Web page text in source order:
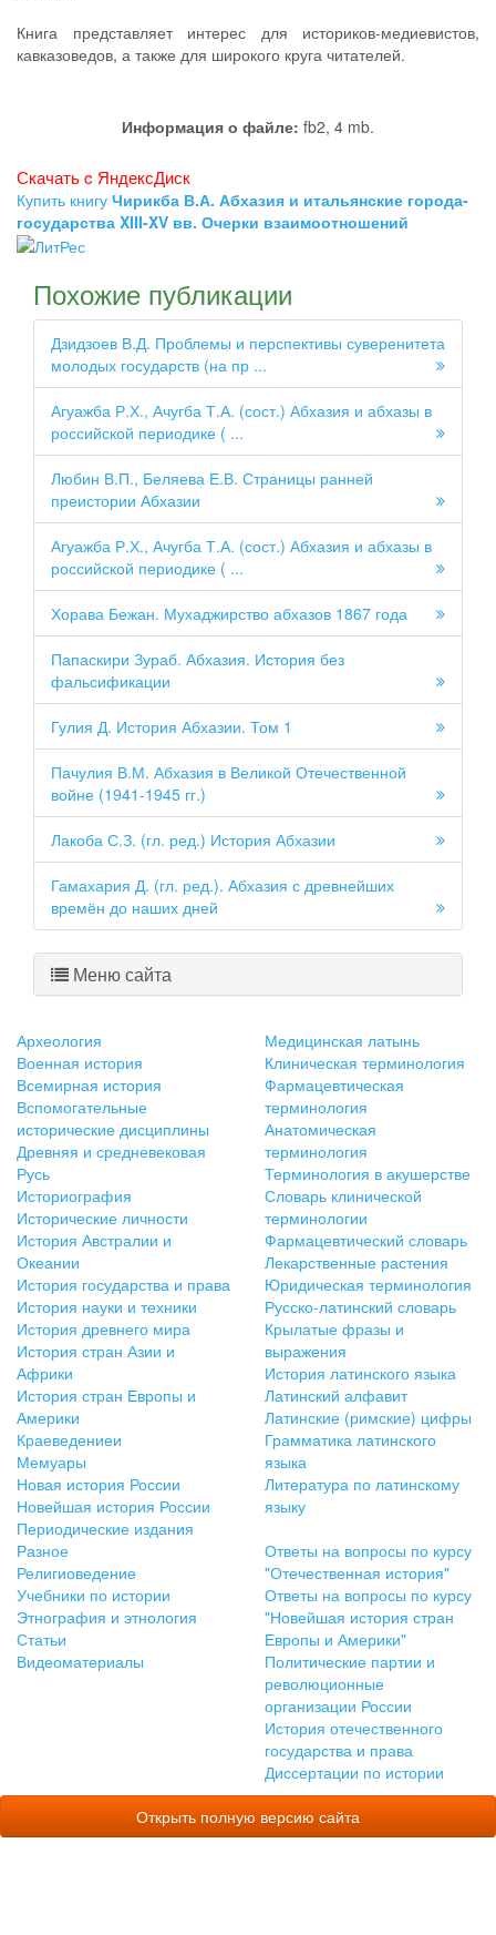
Книга представляет интерес для историков-медиевистов,
кавказоведов, а также для широкого круга читателей.
Информация о файле: fb2, 4 mb.
Скачать c ЯндексДиск
Купить книгу Чирикба В.А. Абхазия и итальянские города-
государства XIII-XV вв. Очерки взаимоотношений
Похожие публикации
Дзидзоев В.Д. Проблемы и перспективы суверенитета
молодых государств (на пр ...
Агуажба Р.Х., Ачугба Т.А. (сост.) Абхазия и абхазы в
российской периодике ( ...
Любин В.П., Беляева Е.В. Страницы ранней
преистории Абхазии
Агуажба Р.Х., Ачугба Т.А. (сост.) Абхазия и абхазы в
российской периодике ( ...
Хорава Бежан. Мухаджирство абхазов 1867 года
Папаскири Зураб. Абхазия. История без
фальсификации
Гулия Д. История Абхазии. Том 1
Пачулия В.М. Абхазия в Великой Отечественной
войне (1941-1945 гг.)
Лакоба С.З. (гл. ред.) История Абхазии
Гамахария Д. (гл. ред.). Абхазия с древнейших
времён до наших дней
Меню сайта
Археология
Военная история
Всемирная история
Вспомогательные
исторические дисциплины
Древняя и средневековая
Русь
Историография
Исторические личности
История Австралии и
Океании
История государства и права
История науки и техники
История древнего мира
История стран Азии и
Африки
История стран Европы и
Америки
Краеведениеи
Мемуары
Новая история России
Новейшая история России
Периодические издания
Разное
Религиоведение
Учебники по истории
Этнография и этнология
Статьи
Видеоматериалы
Медицинская латынь
Клиническая терминология
Фармацевтическая
терминология
Анатомическая
терминология
Терминология в акушерстве
Словарь клинической
терминологии
Фармацевтический словарь
Лекарственные растения
Юридическая терминология
Русско-латинский словарь
Крылатые фразы и
выражения
История латинского языка
Латинский алфавит
Латинские (римские) цифры
Грамматика латинского
языка
Литература по латинскому
языку
Ответы на вопросы по курсу
"Отечественная история"
Ответы на вопросы по курсу
"Новейшая история стран
Европы и Америки"
Политические партии и
революционные
организации России
История отечественного
государства и права
Диссертации по истории
Открыть полную версию сайта